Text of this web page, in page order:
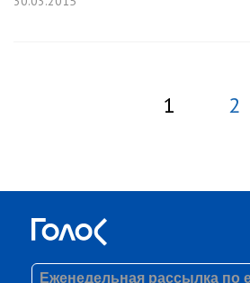
1 2